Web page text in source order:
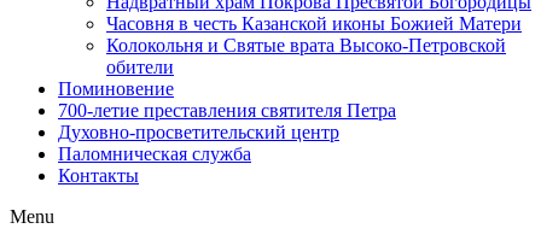
Часовня в честь Казанской иконы Божией Матери
Колокольня и Святые врата Высоко-Петровской
обители
Поминовение
700-летие преставления святителя Петра
Духовно-просветительский центр
Паломническая служба
Контакты
Menu